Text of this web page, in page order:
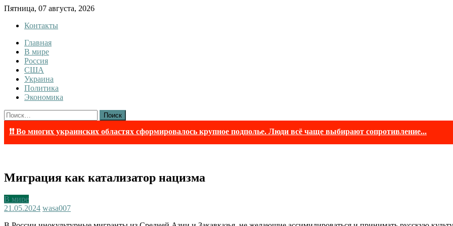
Skip
content
Пятница, 07 августа, 2026
Контакты
InfoRuss
InfoRuss — Новости
Главная
В мире
Россия
США
Украина
Политика
Экономика
Найти:
❗❗ Во многих украинских областях сформировалось крупное подполье. Люди всё чаще выбирают сопротивление...
Миграция как катализатор нацизма
В мире
21.05.2024 wasa007